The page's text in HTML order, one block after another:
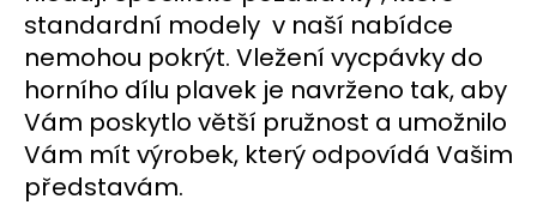
standardní modely v naší nabídce
nemohou pokrýt. Vležení vycpávky do
horního dílu plavek je navrženo tak, aby
Vám poskytlo větší pružnost a umožnilo
Vám mít výrobek, který odpovídá Vašim
představám.
j
e
m
e